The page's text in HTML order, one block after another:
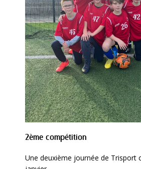
2ème compétition
Une deuxième journée de Trisport